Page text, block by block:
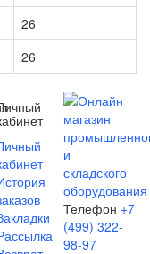
26
26
Телефон +7
(499) 322-
98-97